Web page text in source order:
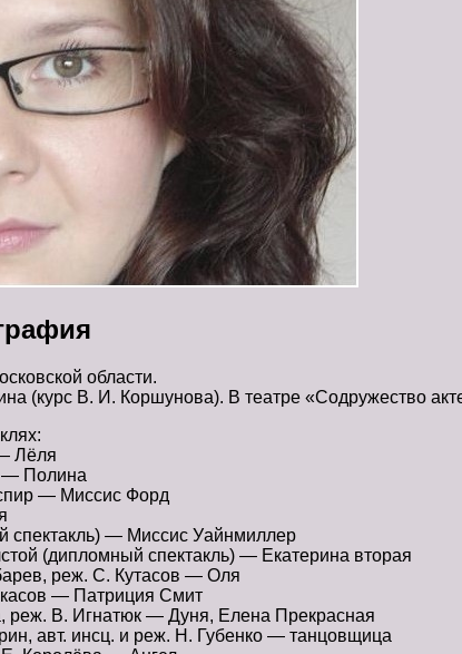
области.
(курс В. И. Коршунова). В театре «Содружество
Лёля
— Полина
— Миссис Форд
спектакль) — Миссис Уайнмиллер
(дипломный спектакль) — Екатерина вторая
реж. С. Кутасов — Оля
— Патриция Смит
реж. В. Игнатюк — Дуня, Елена Прекрасная
авт. инсц. и реж. Н. Губенко — танцовщица